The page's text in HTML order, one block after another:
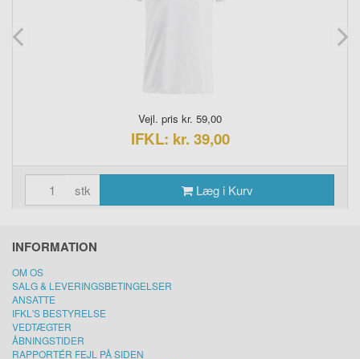
Vejl. pris kr. 59,00
IFKL: kr. 39,00
stk Læg i Kurv
INFORMATION
OM OS
SALG & LEVERINGSBETINGELSER
ANSATTE
IFKL'S BESTYRELSE
VEDTÆGTER
ÅBNINGSTIDER
RAPPORTÉR FEJL PÅ SIDEN